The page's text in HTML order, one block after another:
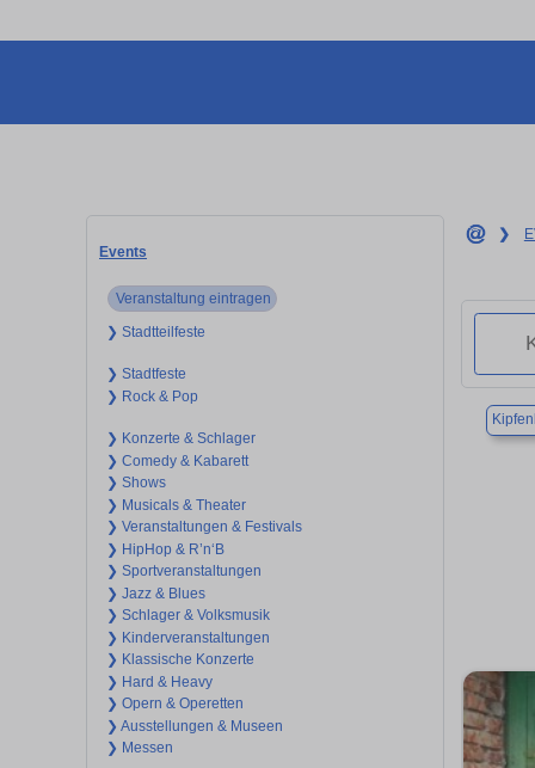
Events
Veranstaltung eintragen
❯ Stadtteilfeste
❯ Stadtfeste
❯ Rock & Pop
❯ Konzerte & Schlager
❯ Comedy & Kabarett
❯ Shows
❯ Musicals & Theater
❯ Veranstaltungen & Festivals
❯ HipHop & R’n‘B
❯ Sportveranstaltungen
❯ Jazz & Blues
❯ Schlager & Volksmusik
❯ Kinderveranstaltungen
❯ Klassische Konzerte
❯ Hard & Heavy
❯ Opern & Operetten
❯ Ausstellungen & Museen
❯ Messen
❯